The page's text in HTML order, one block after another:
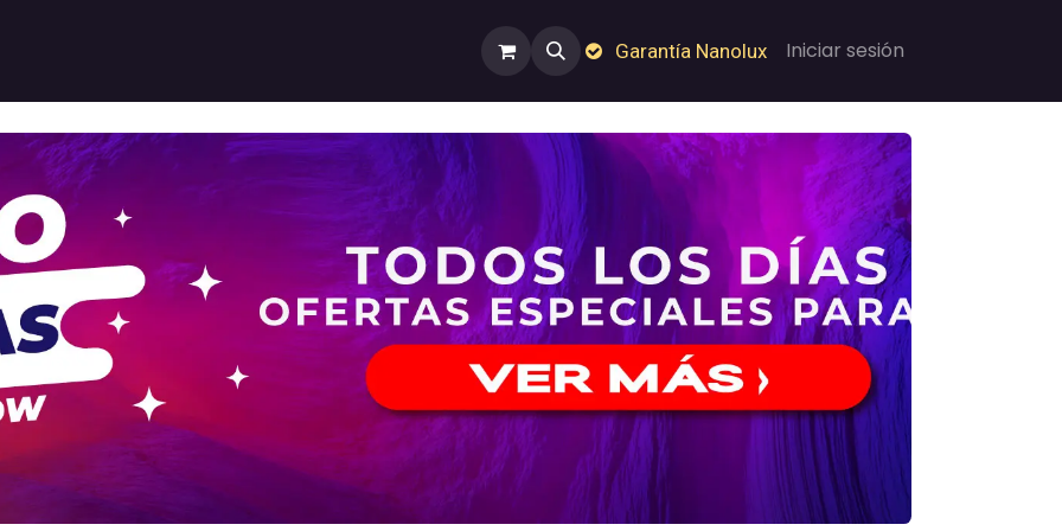
Sobre Nosotros Empleos Garantía de Nanolux
Garantía Nanolux Iniciar sesión